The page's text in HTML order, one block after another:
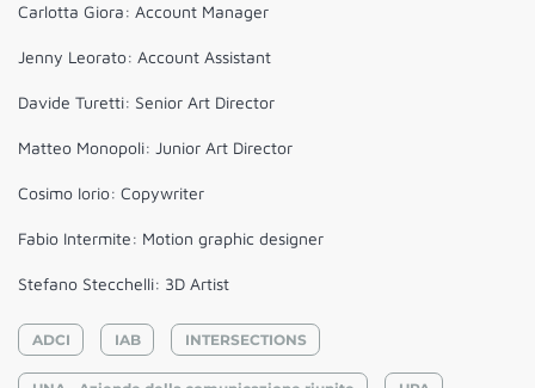
Carlotta Giora: Account Manager
Jenny Leorato: Account Assistant
Davide Turetti: Senior Art Director
Matteo Monopoli: Junior Art Director
Cosimo Iorio: Copywriter
Fabio Intermite: Motion graphic designer
Stefano Stecchelli: 3D Artist
ADCI IAB INTERSECTIONS